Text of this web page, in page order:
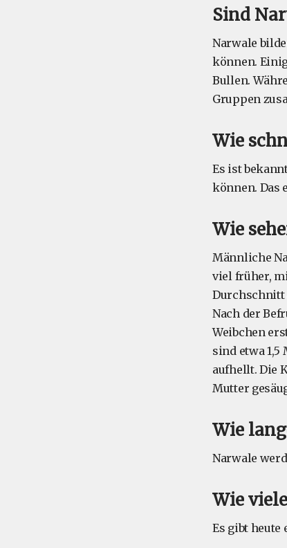
Sind
Narwale
können.
Bullen.
Gruppen
Wie
Es ist
können. Das
Wie
Männliche
viel früher,
Durchschnitt
Nach der
Weibchen
sind etwa
aufhellt. Die
Mutter
Wie
Narwale
Wie
Es gibt heute